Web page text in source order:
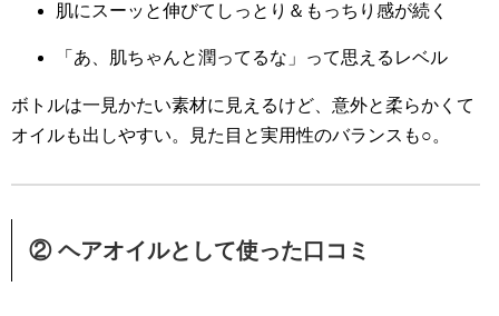
肌にスーッと伸びてしっとり＆もっちり感が続く
「あ、肌ちゃんと潤ってるな」って思えるレベル
ボトルは一見かたい素材に見えるけど、 意外と柔らかくて
オイルも出しやすい。
見た目と実用性のバランスも○。
② ヘアオイルとして使った口コミ